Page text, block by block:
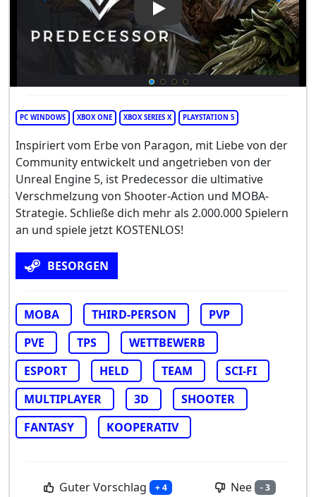
Play Video: Predecessor
PC WINDOWS XBOX ONE XBOX SERIES X PLAYSTATION 5
Inspiriert vom Erbe von Paragon, mit Liebe von der
Community entwickelt und angetrieben von der
Unreal Engine 5, ist Predecessor die ultimative
Verschmelzung von Shooter-Action und MOBA-
Strategie. Schließe dich mehr als 2.000.000 Spielern
an und spiele jetzt KOSTENLOS!
BESORGEN
MOBA THIRD-PERSON
PVP
PVE
TPS
WETTBEWERB
ESPORT
HELD TEAM
SCI-FI
MULTIPLAYER
3D
SHOOTER
FANTASY
KOOPERATIV
Guter Vorschlag + 4 Nee - 3